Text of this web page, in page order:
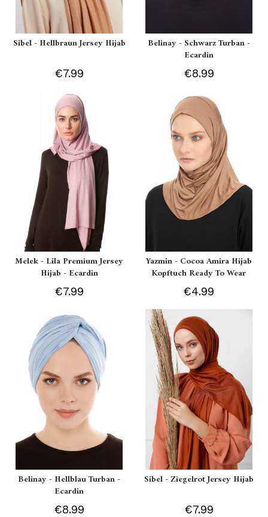
Sibel - Hellbraun Jersey Hijab
€7.99
Belinay - Schwarz Turban -
Ecardin
€8.99
Melek - Lila Premium Jersey
Hijab - Ecardin
€7.99
Yazmin - Cocoa Amira Hijab
Kopftuch Ready To Wear
€4.99
Belinay - Hellblau Turban -
Ecardin
€8.99
Sibel - Ziegelrot Jersey Hijab
€7.99